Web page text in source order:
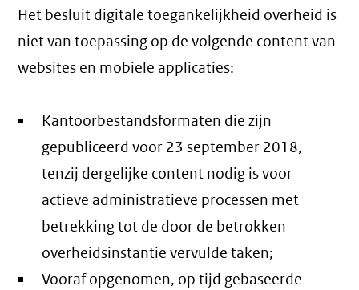
Het besluit digitale toegankelijkheid overheid is
niet van toepassing op de volgende content van
websites en mobiele applicaties:
Kantoorbestandsformaten die zijn
gepubliceerd voor 23 september 2018,
tenzij dergelijke content nodig is voor
actieve administratieve processen met
betrekking tot de door de betrokken
overheidsinstantie vervulde taken;
Vooraf opgenomen, op tijd gebaseerde